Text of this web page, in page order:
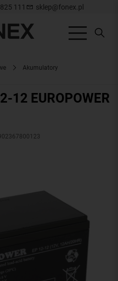
111 sklep@fonex.pl
Akumulatory
12 EUROPOWER